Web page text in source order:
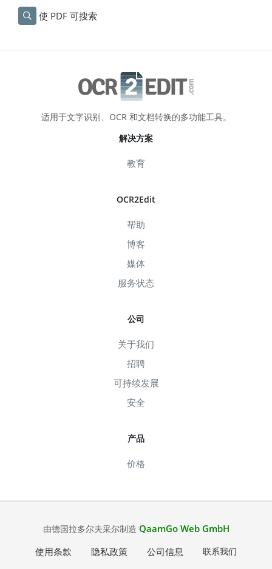
使 PDF 可搜索
适用于文字识别、OCR 和文档转换的多功能工具。
解决方案
教育
OCR2Edit
帮助
博客
媒体
服务状态
公司
关于我们
招聘
可持续发展
安全
产品
价格
由德国拉多尔夫采尔制造 QaamGo Web GmbH
使用条款
隐私政策 公司信息 联系我们